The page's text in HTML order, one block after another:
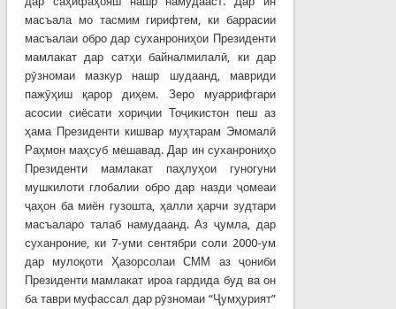
масъала мо тасмим гирифтем, ки баррасии
масъалаи обро дар суханрониҳои Президенти
мамлакат дар сатҳи байналмилалӣ, ки дар
рӯзномаи мазкур нашр шудаанд, мавриди
пажӯҳиш қарор диҳем. Зеро муаррифгари
асосии сиёсати хориҷии Тоҷикистон пеш аз
ҳама Президенти кишвар муҳтарам Эмомалӣ
Раҳмон маҳсуб мешавад. Дар ин суханрониҳо
Президенти мамлакат паҳлуҳои гуногуни
мушкилоти глобалии обро дар назди ҷомеаи
ҷаҳон ба миён гузошта, ҳалли ҳарчи зудтари
масъаларо талаб намудаанд. Аз ҷумла, дар
суханроние, ки 7-уми сентябри соли 2000-ум
дар мулоқоти Ҳазорсолаи СММ аз ҷониби
Президенти мамлакат ироа гардида буд ва он
ба таври муфассал дар рӯзномаи “Ҷумҳурият”